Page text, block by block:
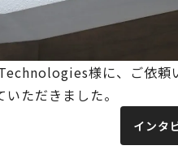
様に、ご依頼
ただきました。
インタ